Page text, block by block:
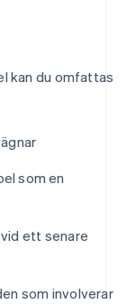
kan du omfattas
som en
ett senare
som involverar